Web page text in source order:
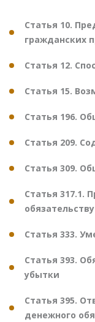
Статья 10.
гражданских
Статья 12.
Статья 15.
Статья 196.
Статья 209.
Статья 309.
Статья 317.1.
обязательству
Статья 333.
Статья 393.
убытки
Статья 395.
денежного